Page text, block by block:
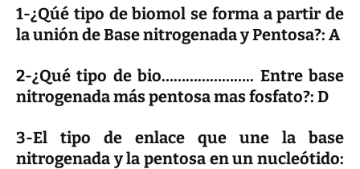
1-¿Qúé tipo de biomol se forma a partir de
la unión de Base nitrogenada y Pentosa?: A
2-¿Qué tipo de bio………………….. Entre base
nitrogenada más pentosa mas fosfato?: D
3-El tipo de enlace que une la base
nitrogenada y la pentosa en un nucleótido: